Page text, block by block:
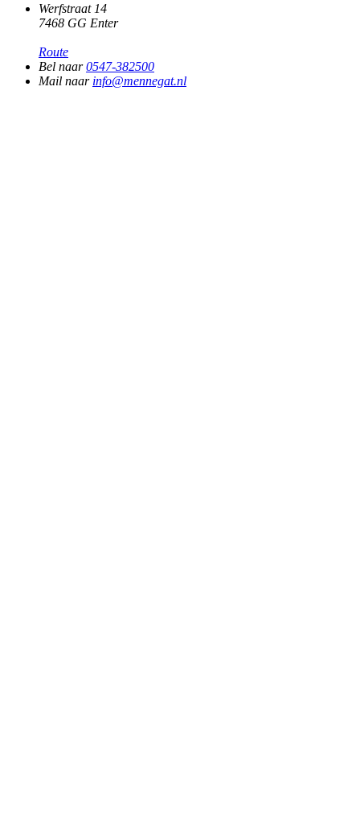
Werfstraat 14
7468 GG Enter
Route
Bel naar0547-382500
Mail naar info@mennegat.nl